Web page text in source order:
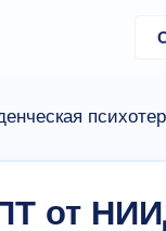
от